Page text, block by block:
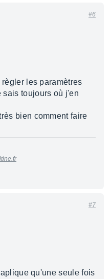
#6
les paramètres
sais toujours où j'en
bien comment faire
#7
qu'une seule fois